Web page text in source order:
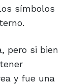
símbolos
pero si bien
y fue una